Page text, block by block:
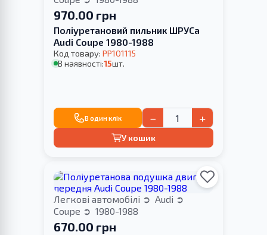
970.00 грн
Поліуретановий пильник ШРУСа
Audi Coupe 1980-1988
Код товару: PP101115
В наявності:15шт.
В один клік − +
У кошик
Легкові автомобілі
Audi
Coupe
1980-1988
670.00 грн